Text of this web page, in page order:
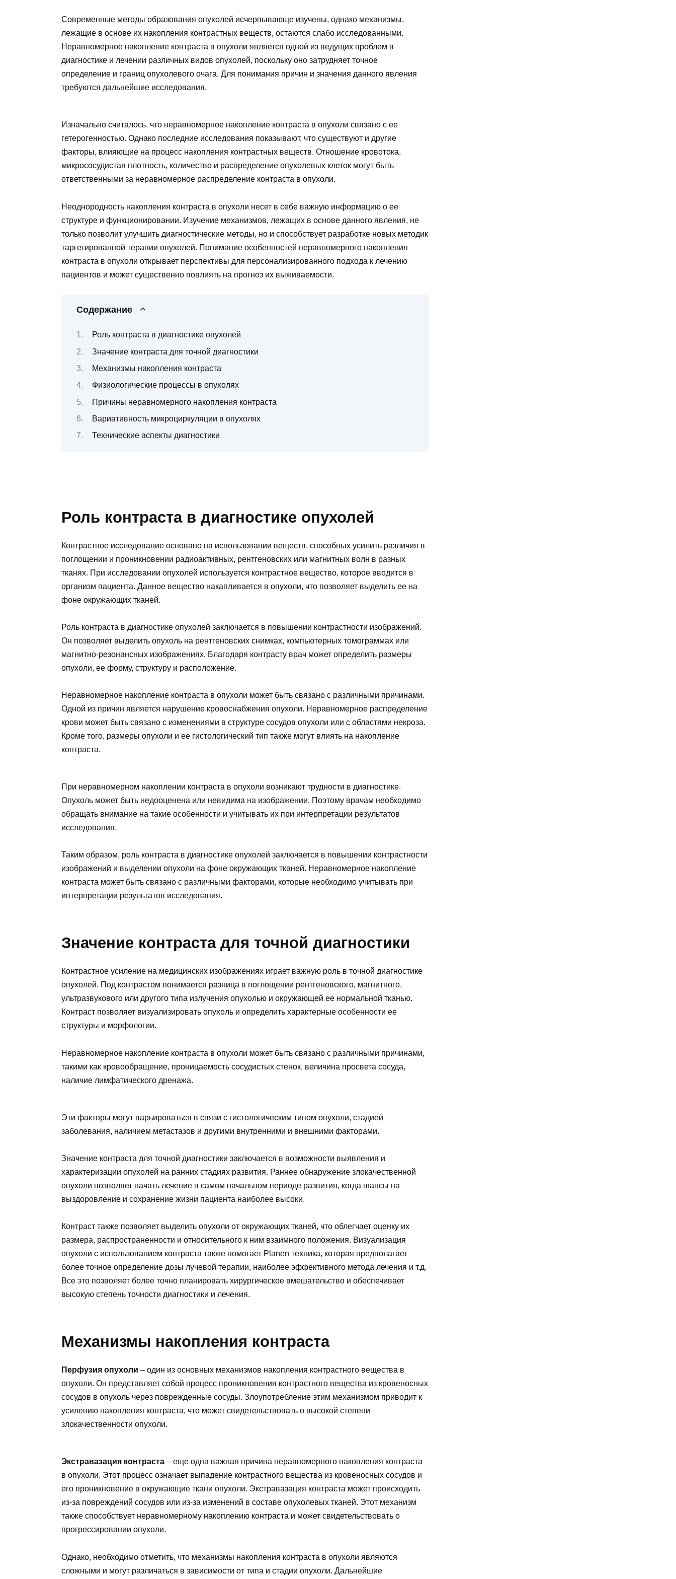
Современные методы образования опухолей исчерпывающе изучены, однако механизмы,
лежащие в основе их накопления контрастных веществ, остаются слабо исследованными.
Неравномерное накопление контраста в опухоли является одной из ведущих проблем в
диагностике и лечении различных видов опухолей, поскольку оно затрудняет точное
определение и границ опухолевого очага. Для понимания причин и значения данного явления
требуются дальнейшие исследования.
Изначально считалось, что неравномерное накопление контраста в опухоли связано с ее
гетерогенностью. Однако последние исследования показывают, что существуют и другие
факторы, влияющие на процесс накопления контрастных веществ. Отношение кровотока,
микрососудистая плотность, количество и распределение опухолевых клеток могут быть
ответственными за неравномерное распределение контраста в опухоли.
Неоднородность накопления контраста в опухоли несет в себе важную информацию о ее
структуре и функционировании. Изучение механизмов, лежащих в основе данного явления, не
только позволит улучшить диагностические методы, но и способствует разработке новых методик
таргетированной терапии опухолей. Понимание особенностей неравномерного накопления
контраста в опухоли открывает перспективы для персонализированного подхода к лечению
пациентов и может существенно повлиять на прогноз их выживаемости.
Содержание
Роль контраста в диагностике опухолей
Значение контраста для точной диагностики
Механизмы накопления контраста
Физиологические процессы в опухолях
Причины неравномерного накопления контраста
Вариативность микроциркуляции в опухолях
Технические аспекты диагностики
Роль контраста в диагностике опухолей
Контрастное исследование основано на использовании веществ, способных усилить различия в
поглощении и проникновении радиоактивных, рентгеновских или магнитных волн в разных
тканях. При исследовании опухолей используется контрастное вещество, которое вводится в
организм пациента. Данное вещество накапливается в опухоли, что позволяет выделить ее на
фоне окружающих тканей.
Роль контраста в диагностике опухолей заключается в повышении контрастности изображений.
Он позволяет выделить опухоль на рентгеновских снимках, компьютерных томограммах или
магнитно-резонансных изображениях. Благодаря контрасту врач может определить размеры
опухоли, ее форму, структуру и расположение.
Неравномерное накопление контраста в опухоли может быть связано с различными причинами.
Одной из причин является нарушение кровоснабжения опухоли. Неравномерное распределение
крови может быть связано с изменениями в структуре сосудов опухоли или с областями некроза.
Кроме того, размеры опухоли и ее гистологический тип также могут влиять на накопление
контраста.
При неравномерном накоплении контраста в опухоли возникают трудности в диагностике.
Опухоль может быть недооценена или невидима на изображении. Поэтому врачам необходимо
обращать внимание на такие особенности и учитывать их при интерпретации результатов
исследования.
Таким образом, роль контраста в диагностике опухолей заключается в повышении контрастности
изображений и выделении опухоли на фоне окружающих тканей. Неравномерное накопление
контраста может быть связано с различными факторами, которые необходимо учитывать при
интерпретации результатов исследования.
Значение контраста для точной диагностики
Контрастное усиление на медицинских изображениях играет важную роль в точной диагностике
опухолей. Под контрастом понимается разница в поглощении рентгеновского, магнитного,
ультразвукового или другого типа излучения опухолью и окружающей ее нормальной тканью.
Контраст позволяет визуализировать опухоль и определить характерные особенности ее
структуры и морфологии.
Неравномерное накопление контраста в опухоли может быть связано с различными причинами,
такими как кровообращение, проницаемость сосудистых стенок, величина просвета сосуда,
наличие лимфатического дренажа.
Эти факторы могут варьироваться в связи с гистологическим типом опухоли, стадией
заболевания, наличием метастазов и другими внутренними и внешними факторами.
Значение контраста для точной диагностики заключается в возможности выявления и
характеризации опухолей на ранних стадиях развития. Раннее обнаружение злокачественной
опухоли позволяет начать лечение в самом начальном периоде развития, когда шансы на
выздоровление и сохранение жизни пациента наиболее высоки.
Контраст также позволяет выделить опухоли от окружающих тканей, что облегчает оценку их
размера, распространенности и относительного к ним взаимного положения. Визуализация
опухоли с использованием контраста также помогает Planen техника, которая предполагает
более точное определение дозы лучевой терапии, наиболее эффективного метода лечения и т.д.
Все это позволяет более точно планировать хирургическое вмешательство и обеспечивает
высокую степень точности диагностики и лечения.
Механизмы накопления контраста
Перфузия опухоли – один из основных механизмов накопления контрастного вещества в
опухоли. Он представляет собой процесс проникновения контрастного вещества из кровеносных
сосудов в опухоль через поврежденные сосуды. Злоупотребление этим механизмом приводит к
усилению накопления контраста, что может свидетельствовать о высокой степени
злокачественности опухоли.
Экстравазация контраста – еще одна важная причина неравномерного накопления контраста
в опухоли. Этот процесс означает выпадение контрастного вещества из кровеносных сосудов и
его проникновение в окружающие ткани опухоли. Экстравазация контраста может происходить
из-за повреждений сосудов или из-за изменений в составе опухолевых тканей. Этот механизм
также способствует неравномерному накоплению контраста и может свидетельствовать о
прогрессировании опухоли.
Однако, необходимо отметить, что механизмы накопления контраста в опухоли являются
сложными и могут различаться в зависимости от типа и стадии опухоли. Дальнейшие